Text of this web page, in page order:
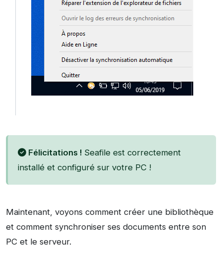
Félicitations ! Seafile est correctement
installé et configuré sur votre PC !
Maintenant, voyons comment créer une bibliothèque
et comment synchroniser ses documents entre son
PC et le serveur.